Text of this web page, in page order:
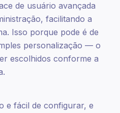
de usuário avançada
facilitando a
Isso porque pode é de
personalização — o
escolhidos conforme a
e fácil de configurar, e